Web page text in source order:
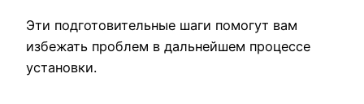
Эти подготовительные шаги помогут вам
избежать проблем в дальнейшем процессе
установки.